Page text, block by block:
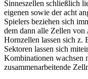
Sinneszellen schließlich
eigenen sowie der acht
Spielers beziehen sich
dem dann alle Zellen
Hornzellen lassen sich z.
Sektoren lassen sich
Kombinationen wachsen
zusammenarbeitende